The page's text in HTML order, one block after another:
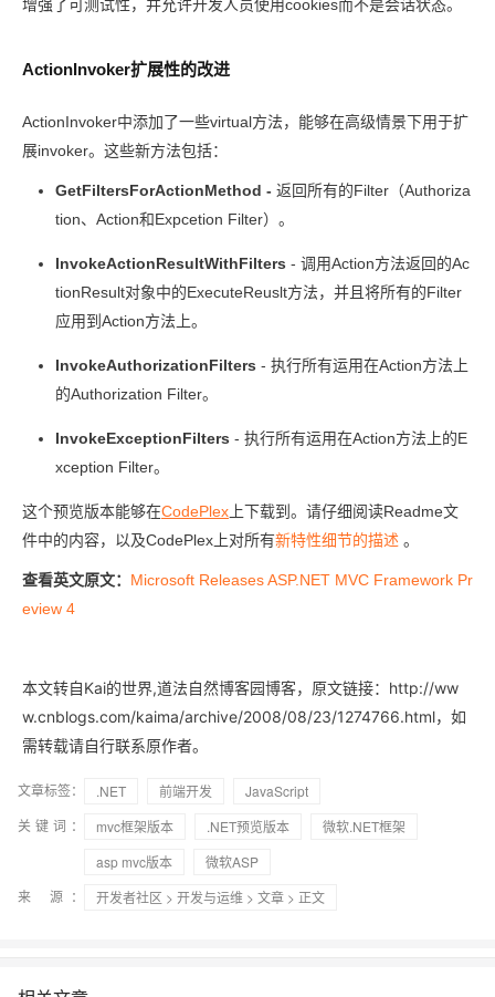
增强了可测试性，并允许开发人员使用cookies而不是会话状态。
ActionInvoker扩展性的改进
ActionInvoker中添加了一些virtual方法，能够在高级情景下用于扩
展invoker。这些新方法包括：
GetFiltersForActionMethod - 返回所有的Filter（Authoriza
tion、Action和Expcetion Filter）。
InvokeActionResultWithFilters - 调用Action方法返回的Ac
tionResult对象中的ExecuteReuslt方法，并且将所有的Filter
应用到Action方法上。
InvokeAuthorizationFilters - 执行所有运用在Action方法上
的Authorization Filter。
InvokeExceptionFilters - 执行所有运用在Action方法上的E
xception Filter。
这个预览版本能够在CodePlex 上下载到。请仔细阅读Readme文
件中的内容，以及CodePlex上对所有新特性细节的描述 。
查看英文原文： Microsoft Releases ASP.NET MVC Framework Pr
eview 4
本文转自Kai的世界,道法自然博客园博客，原文链接：http://ww
w.cnblogs.com/kaima/archive/2008/08/23/1274766.html，如
需转载请自行联系原作者。
文章标签： .NET 前端开发
JavaScript
关键词：
mvc框架版本 .NET预览版本
微软.NET框架
asp mvc版本
微软ASP
来 源：
开发者社区 > 开发与运维 > 文章 > 正文